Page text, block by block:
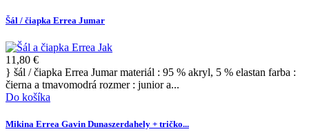
Šál / čiapka Errea Jumar
11,80 €
} šál / čiapka Errea Jumar materiál : 95 % akryl, 5 % elastan farba :
čierna a tmavomodrá rozmer : junior a...
Do košíka
Mikina Errea Gavin Dunaszerdahely + tričko...